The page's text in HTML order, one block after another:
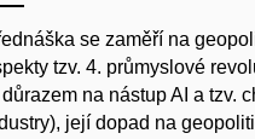
se zaměří na
tzv. 4. průmyslové
důrazem na nástup AI a tzv.
její dopad na